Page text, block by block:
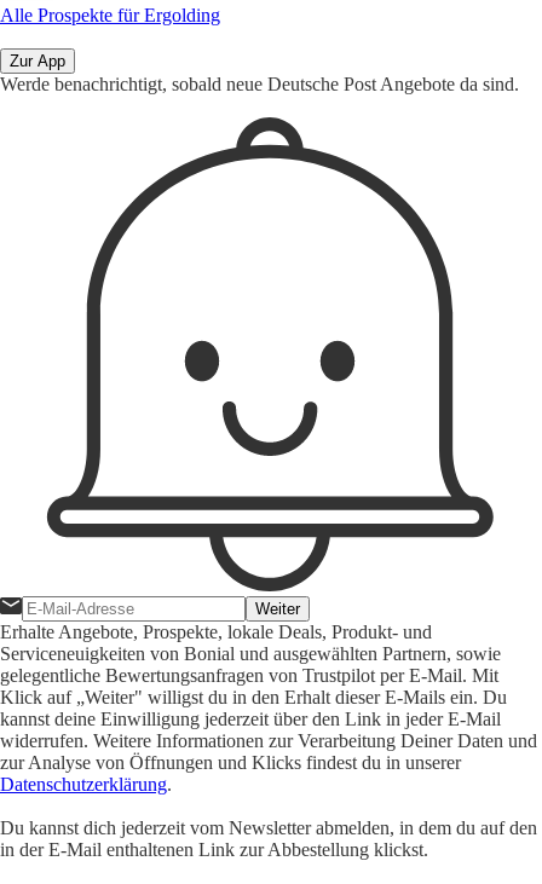
Alle Prospekte für Ergolding
Zur App
Werde benachrichtigt, sobald neue Deutsche Post Angebote da sind.
Weiter
Erhalte Angebote, Prospekte, lokale Deals, Produkt- und
Serviceneuigkeiten von Bonial und ausgewählten Partnern, sowie
gelegentliche Bewertungsanfragen von Trustpilot per E-Mail. Mit
Klick auf „Weiter" willigst du in den Erhalt dieser E-Mails ein. Du
kannst deine Einwilligung jederzeit über den Link in jeder E-Mail
widerrufen. Weitere Informationen zur Verarbeitung Deiner Daten und
zur Analyse von Öffnungen und Klicks findest du in unserer
Datenschutzerklärung.
Du kannst dich jederzeit vom Newsletter abmelden, in dem du auf den
in der E-Mail enthaltenen Link zur Abbestellung klickst.